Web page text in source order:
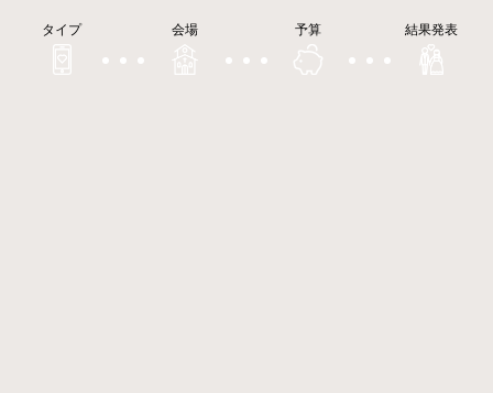
タイプ 会場 予算 結果発表